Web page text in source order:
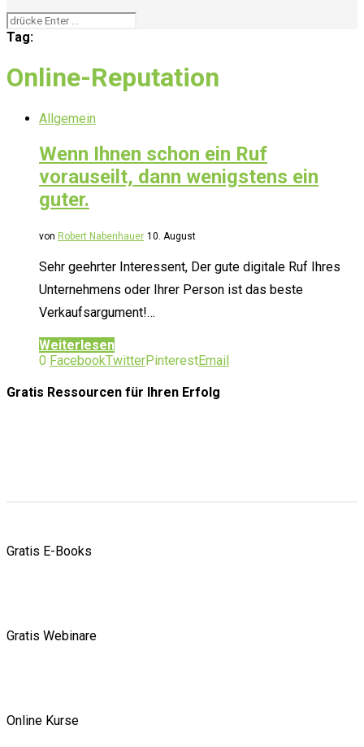
Tag:
Online-Reputation
Allgemein
Wenn Ihnen schon ein Ruf
vorauseilt, dann wenigstens ein
guter.
von Robert Nabenhauer 10. August
Sehr geehrter Interessent, Der gute digitale Ruf Ihres
Unternehmens oder Ihrer Person ist das beste
Verkaufsargument!…
Weiterlesen
0 FacebookTwitterPinterestEmail
Gratis Ressourcen für Ihren Erfolg
Gratis E-Books
Gratis Webinare
Online Kurse